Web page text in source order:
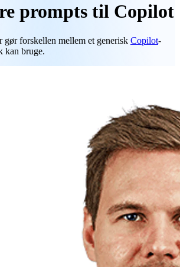
prompts til Copilot
gør forskellen mellem et generisk Copilot-
kan bruge.